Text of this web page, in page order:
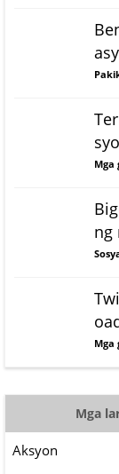
Mga
ng
Mga
Mga
Aksyon